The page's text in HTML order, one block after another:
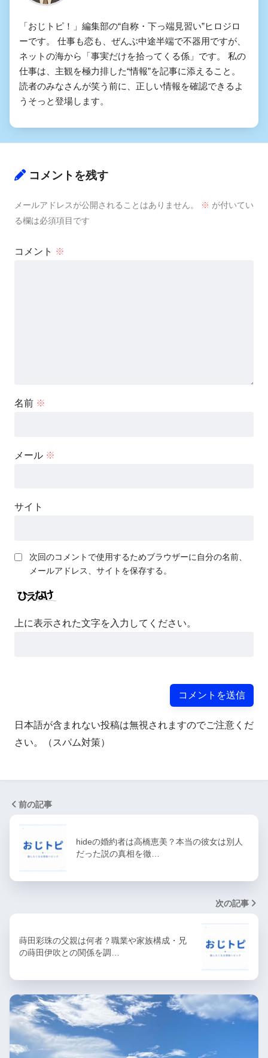
「おじトピ！」編集部の“自称・下っ端見習い”ヒロジロ
ーです。 仕事も恋も、ぜんぶ中途半端で不器用ですが、
ネットの海から「事実だけを拾ってくる係」です。 私の
仕事は、主観を極力排した“情報”を記事に添えること。
読者のみなさんが笑う前に、正しい情報を確認できるよ
うそっと登場します。
コメントを残す
メールアドレスが公開されることはありません。 ※ が付いてい
る欄は必須項目です
コメント ※
名前 ※
メール ※
サイト
次回のコメントで使用するためブラウザーに自分の名前、
メールアドレス、サイトを保存する。
上に表示された文字を入力してください。
日本語が含まれない投稿は無視されますのでご注意くだ
さい。（スパム対策）
前の記事
hideの婚約者は高橋恵美？本当の彼女は別人
だった説の真相を徹…
次の記事
蒔田彩珠の父親は何者？職業や家族構成・兄
の蒔田伊吹との関係を調…